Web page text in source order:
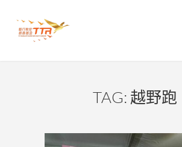
TAG: 越野跑